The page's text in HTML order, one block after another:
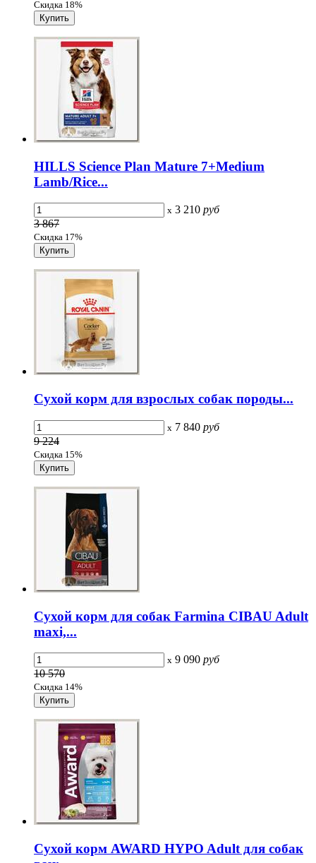
Скидка 18%
HILLS Science Plan Mature 7+Medium
Lamb/Rice...
x 3 210 руб
3 867
Скидка 17%
Сухой корм для взрослых собак породы...
x 7 840 руб
9 224
Скидка 15%
Сухой корм для собак Farmina CIBAU Adult
maxi,...
x 9 090 руб
10 570
Скидка 14%
Сухой корм AWARD HYPO Adult для собак